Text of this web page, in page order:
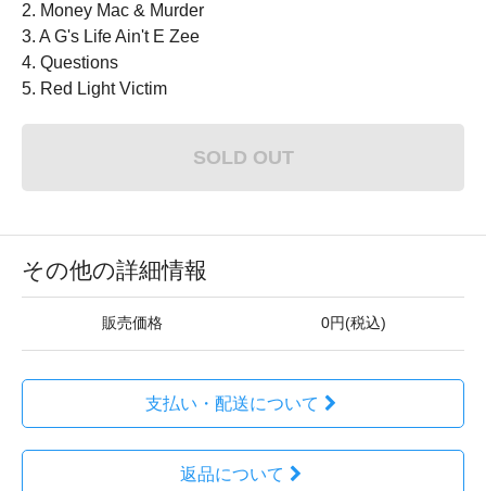
2. Money Mac & Murder
3. A G's Life Ain't E Zee
4. Questions
5. Red Light Victim
SOLD OUT
その他の詳細情報
販売価格 0円(税込)
支払い・配送について
返品について